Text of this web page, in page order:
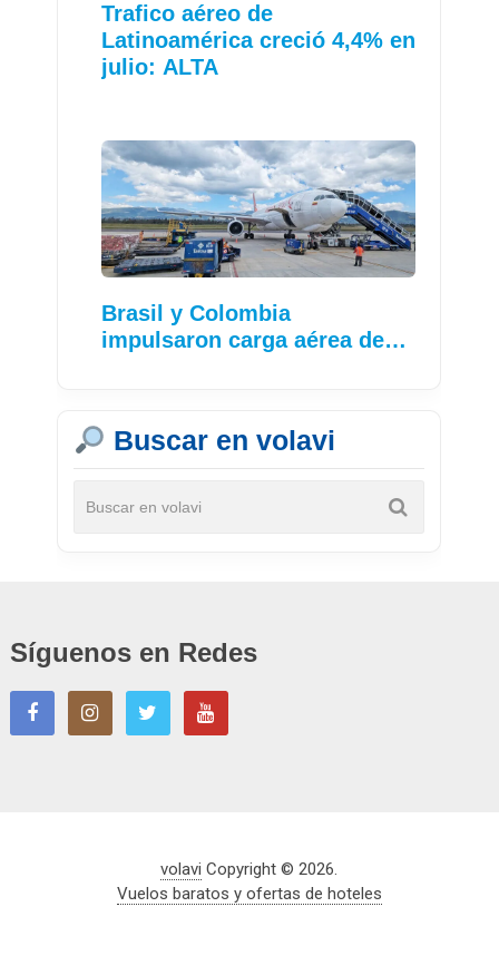
Trafico aéreo de
Latinoamérica creció 4,4% en
julio: ALTA
Brasil y Colombia
impulsaron carga aérea de…
Buscar en volavi
Síguenos en Redes
volavi Copyright © 2026.
Vuelos baratos y ofertas de hoteles